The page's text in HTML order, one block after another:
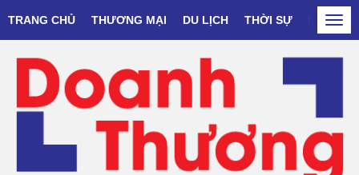
TRANG CHỦ THƯƠNG MẠI DU LỊCH THỜI SỰ DOANH